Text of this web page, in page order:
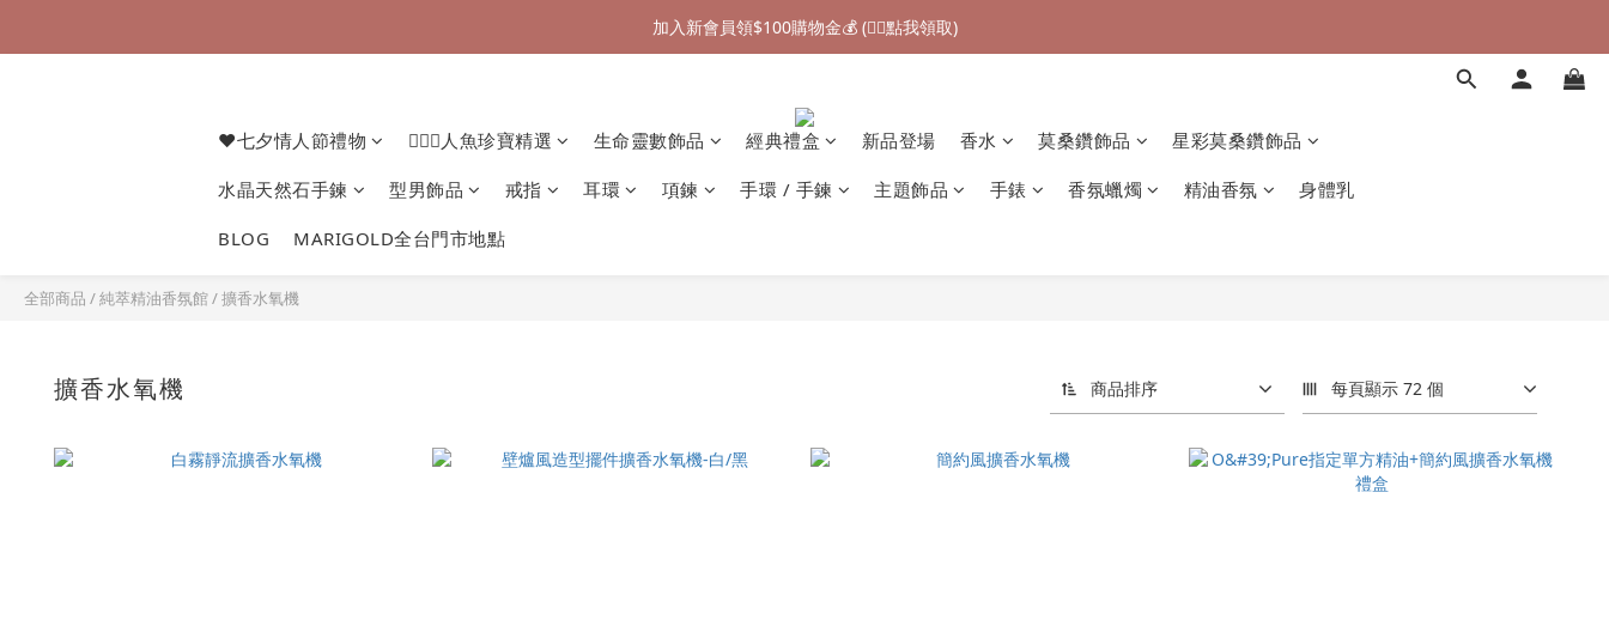
加入新會員領$100購物金💰 (👉🏻點我領取)
加入新會員領$100購物金💰 (👉🏻點我領取)
加入新會員領$100購物金💰 (👉🏻點我領取)
❤七夕情人節禮物 🧜🏻‍♀️人魚珍寶精選 生命靈數飾品 經典禮盒 新品登場 香水 莫桑鑽飾品 星彩莫桑鑽飾品
水晶天然石手鍊 型男飾品 戒指 耳環 項鍊 手環 / 手鍊 主題飾品 手錶 香氛蠟燭 精油香氛 身體乳
BLOG MARIGOLD全台門市地點
全部商品 /純萃精油香氛館/擴香水氧機
擴香水氧機 商品排序 每頁顯示 72 個